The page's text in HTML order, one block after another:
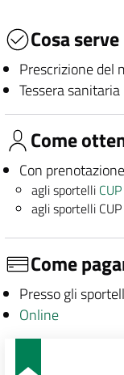
Cosa serve
Prescrizione del
Tessera sanitaria
Come
Con prenotazione
agli sportelli CUP
agli sportelli
Come
Presso gli
Online